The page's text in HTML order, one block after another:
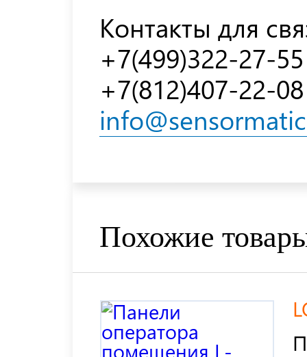
Контакты для
+7(499)322-27-55
+7(812)407-22-08
Похожие